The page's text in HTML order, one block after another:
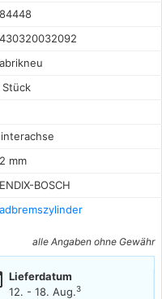
Stück
mm
BOSCH
alle Angaben ohne Gewähr
Lieferdatum
12. - 18. Aug.3